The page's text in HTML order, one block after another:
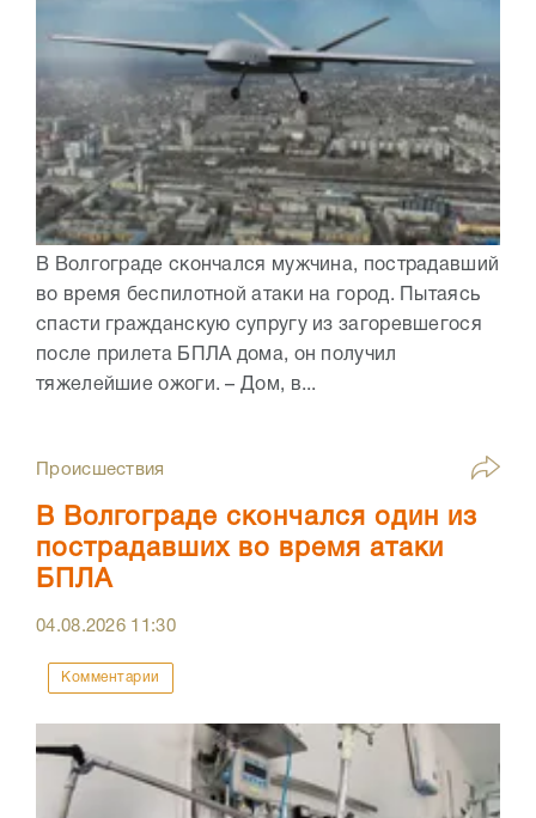
В Волгограде скончался мужчина, пострадавший
во время беспилотной атаки на город. Пытаясь
спасти гражданскую супругу из загоревшегося
после прилета БПЛА дома, он получил
тяжелейшие ожоги. – Дом, в...
Происшествия
В Волгограде скончался один из
пострадавших во время атаки
БПЛА
04.08.2026 11:30
Комментарии